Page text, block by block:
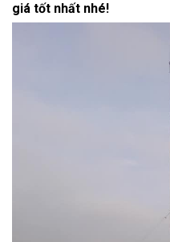
giá tốt nhất nhé!